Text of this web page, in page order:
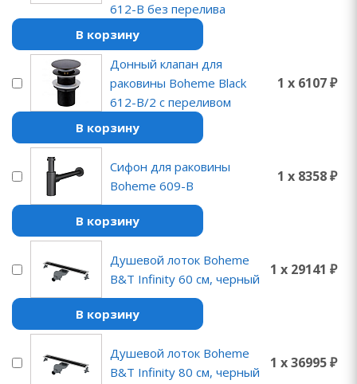
612-B без перелива
В корзину
Донный клапан для
раковины Boheme Black
612-B/2 с переливом
1 x 6107 ₽
В корзину
Сифон для раковины
Boheme 609-B
1 x 8358 ₽
В корзину
Душевой лоток Boheme
B&T Infinity 60 см, черный
1 x 29141 ₽
В корзину
Душевой лоток Boheme
B&T Infinity 80 см, черный
1 x 36995 ₽